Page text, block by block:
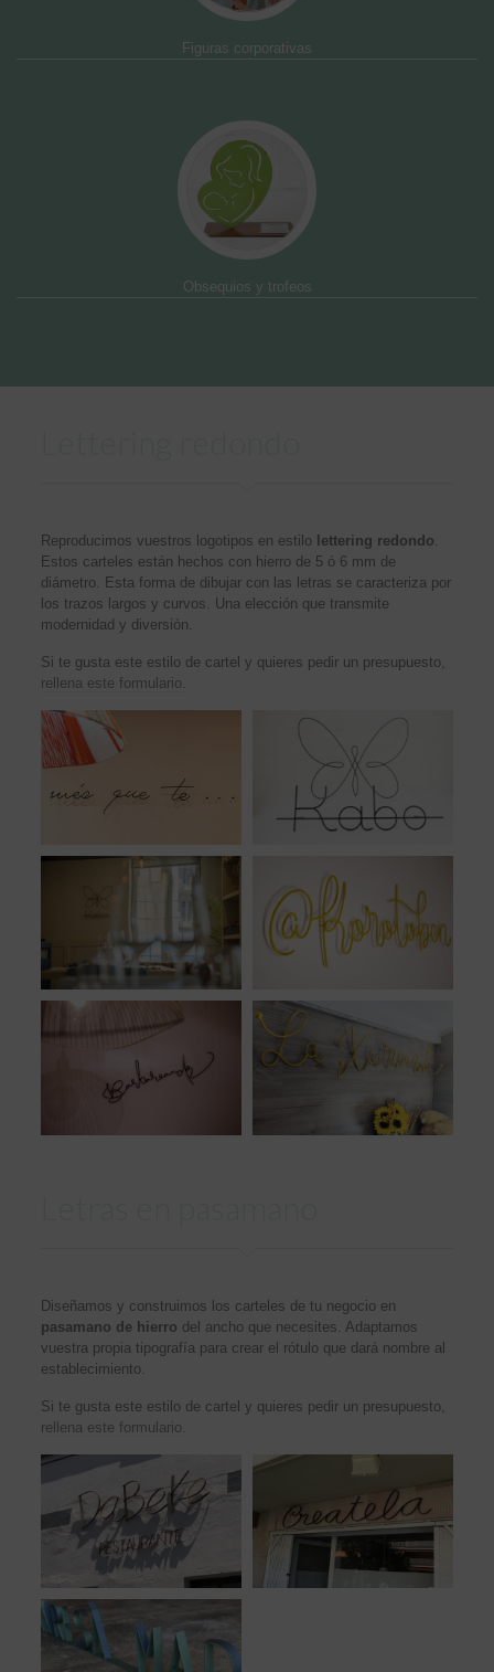
Figuras corporativas
Obsequios y trofeos
Reproducimos vuestros logotipos en estilo lettering redondo.
Estos carteles están hechos con hierro de 5 ó 6 mm de
diámetro. Esta forma de dibujar con las letras se caracteriza por
los trazos largos y curvos. Una elección que transmite
modernidad y diversión.
Si te gusta este estilo de cartel y quieres pedir un presupuesto,
rellena este formulario.
Diseñamos y construimos los carteles de tu negocio en
pasamano de hierro del ancho que necesites. Adaptamos
vuestra propia tipografía para crear el rótulo que dará nombre al
establecimiento.
Si te gusta este estilo de cartel y quieres pedir un presupuesto,
rellena este formulario.